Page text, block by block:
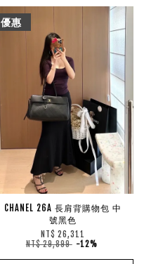
優惠
CHANEL 26A 長肩背購物包 中
號黑色
NT$ 26,311
NT$ 29,899 -12%